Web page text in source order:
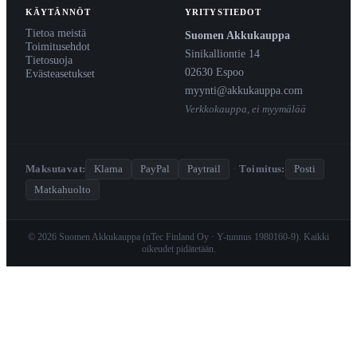
KÄYTÄNNÖT
Tietoa meistä
Toimitusehdot
Tietosuoja
Evästeasetukset
YRITYSTIEDOT
Suomen Akkukauppa
Sinikalliontie 14
02630 Espoo
myynti@akkukauppa.com
Verkkokauppa, ei myymälää
Maksutavat: Klarna PayPal Paytrail · Toimitus:
Posti
Matkahuolto
© 2026 Suomen Akkukauppa (nTec Finland Oy · Y-tunnus 1980160-9). Kaikki
oikeudet pidätetään.